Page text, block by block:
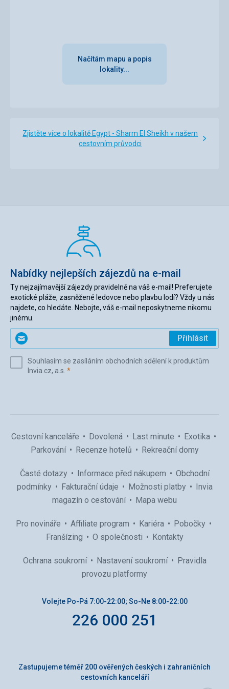
Načítám mapu a popis
lokality...
Zjistěte více o lokalitě Egypt - Sharm El Sheikh v našem
cestovním průvodci
Nabídky nejlepších zájezdů na e-mail
Ty nejzajímavější zájezdy pravidelně na váš e-mail! Preferujete
exotické pláže, zasněžené ledovce nebo plavbu lodí? Vždy u nás
najdete, co hledáte. Nebojte, váš e-mail neposkytneme nikomu
jinému.
Zadejte
svůj
(povinné)
Přihlásit
Souhlasím se zasíláním obchodních sdělení k produktům
Invia.cz, a.s. *(povinné)
Cestovní kanceláře Dovolená Last minute
Exotika
Parkování
Recenze hotelů Rekreační domy
Časté dotazy Informace před nákupem
Obchodní
podmínky
Fakturační údaje Možnosti platby
Invia
magazín o cestování
Mapa webu
Pro novináře Affiliate program Kariéra
Pobočky
Franšízing
O společnosti Kontakty
Ochrana soukromí Nastavení soukromí
Pravidla
provozu platformy
Volejte Po-Pá 7:00-22:00; So-Ne 8:00-22:00
226 000 251
Zastupujeme téměř 200 ověřených českých i zahraničních
cestovních kanceláří